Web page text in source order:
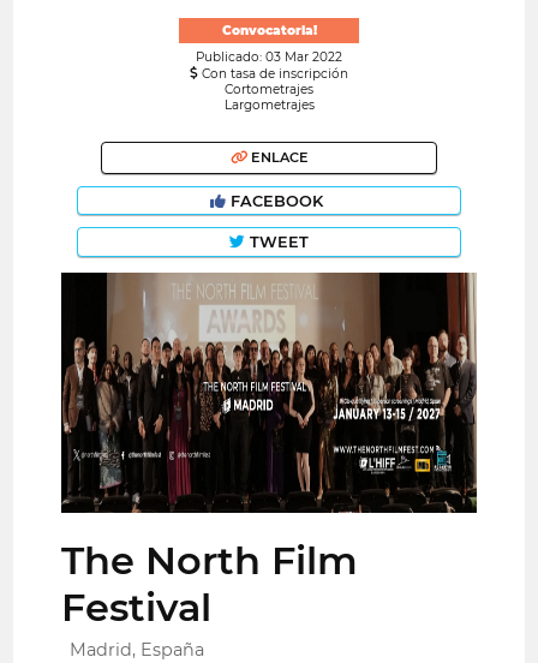
Convocatoria!
Publicado: 03 Mar 2022
Con tasa de inscripción
Cortometrajes
Largometrajes
ENLACE
FACEBOOK
TWEET
The North Film
Festival
Madrid, España